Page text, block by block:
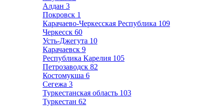
Алдан 3
Покровск 1
Карачаево-Черкесская Республика 109
Черкесск 60
Усть-Джегута 10
Карачаевск 9
Республика Карелия 105
Петрозаводск 82
Костомукша 6
Сегежа 3
Туркестанская область 103
Туркестан 62